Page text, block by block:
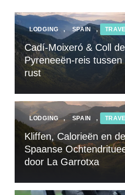
LODGING , SPAIN ,
Cadí-Moixeró & Coll
Pyreneeën-reis
rust
LODGING , SPAIN ,
Kliffen, Calorieën en
Spaanse
door La Garrotxa